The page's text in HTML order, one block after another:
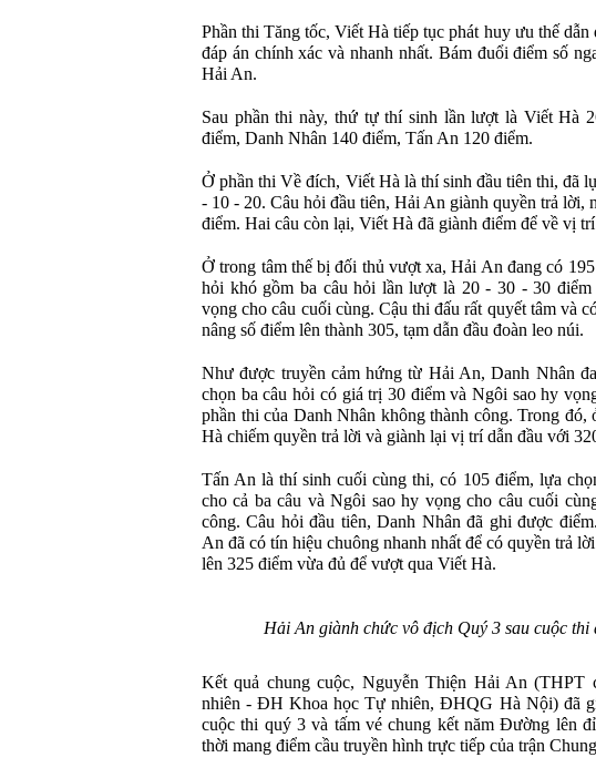
Phần thi Tăng tốc, Viết Hà tiếp tục phát huy ưu thế
đáp án chính xác và nhanh nhất. Bám đuổi điểm số
Hải An.
Sau phần thi này, thứ tự thí sinh lần lượt là Viết Hà
điểm, Danh Nhân 140 điểm, Tấn An 120 điểm.
Ở phần thi Về đích, Viết Hà là thí sinh đầu tiên thi, đã
- 10 - 20. Câu hỏi đầu tiên, Hải An giành quyền trả lời,
điểm. Hai câu còn lại, Viết Hà đã giành điểm để về vị
Ở trong tâm thế bị đối thủ vượt xa, Hải An đang có
hỏi khó gồm ba câu hỏi lần lượt là 20 - 30 - 30
vọng cho câu cuối cùng. Cậu thi đấu rất quyết tâm và
nâng số điểm lên thành 305, tạm dẫn đầu đoàn leo núi.
Như được truyền cảm hứng từ Hải An, Danh Nhân
chọn ba câu hỏi có giá trị 30 điểm và Ngôi sao hy
phần thi của Danh Nhân không thành công. Trong
Hà chiếm quyền trả lời và giành lại vị trí dẫn đầu với
Tấn An là thí sinh cuối cùng thi, có 105 điểm, lựa
cho cả ba câu và Ngôi sao hy vọng cho câu cuối
công. Câu hỏi đầu tiên, Danh Nhân đã ghi được
An đã có tín hiệu chuông nhanh nhất để có quyền trả
lên 325 điểm vừa đủ để vượt qua Viết Hà.
Hải An giành chức vô địch Quý 3 sau cuộc thi
Kết quả chung cuộc, Nguyễn Thiện Hải An (THPT
nhiên - ĐH Khoa học Tự nhiên, ĐHQG Hà Nội) đã
cuộc thi quý 3 và tấm vé chung kết năm Đường lên
thời mang điểm cầu truyền hình trực tiếp của trận